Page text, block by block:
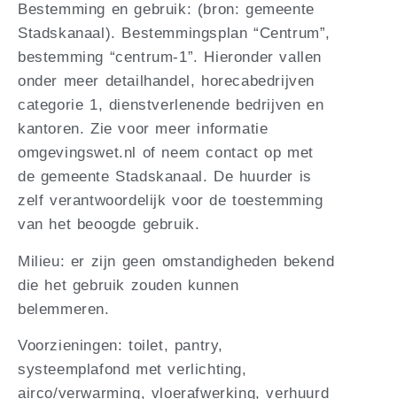
Bestemming en gebruik: (bron: gemeente
Stadskanaal). Bestemmingsplan “Centrum”,
bestemming “centrum-1”. Hieronder vallen
onder meer detailhandel, horecabedrijven
categorie 1, dienstverlenende bedrijven en
kantoren. Zie voor meer informatie
omgevingswet.nl of neem contact op met
de gemeente Stadskanaal. De huurder is
zelf verantwoordelijk voor de toestemming
van het beoogde gebruik.
Milieu: er zijn geen omstandigheden bekend
die het gebruik zouden kunnen
belemmeren.
Voorzieningen: toilet, pantry,
systeemplafond met verlichting,
airco/verwarming, vloerafwerking, verhuurd